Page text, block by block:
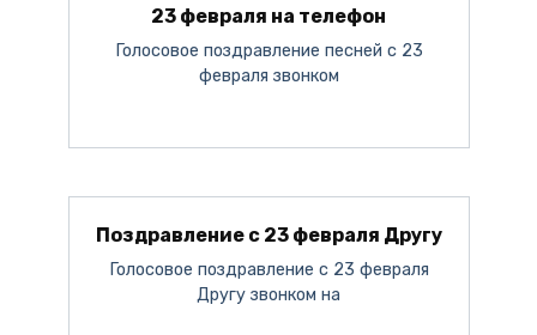
23 февраля на телефон
Голосовое поздравление песней с 23
февраля звонком
Поздравление с 23 февраля Другу
Голосовое поздравление с 23 февраля
Другу звонком на